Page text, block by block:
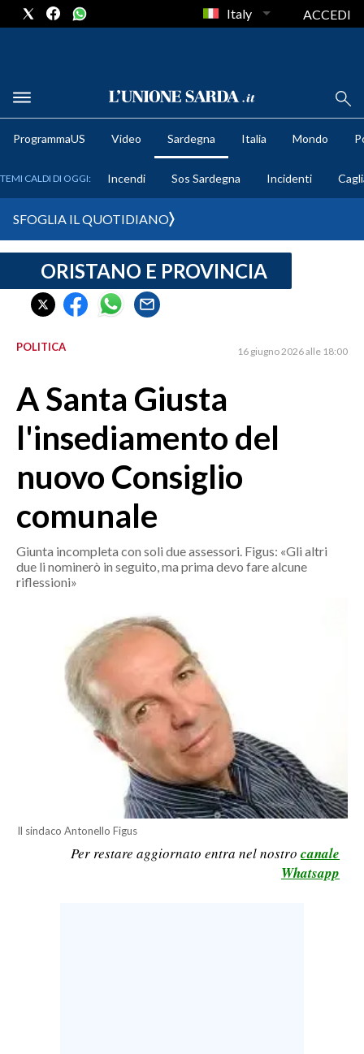
METEO
CRONACA SARDEGNA
CAGLIARI
SULCIS IGLESIENTE
ORISTANO E PROVINCIA
GALLURA
NUORO E PROVINCIA
OGLIASTRA
AGENDA
CRONACA
ITALIA
ECONOMIA
SERVIZI ALLE IMPRESE
SPORT IN SARDEGNA
Italy ACCEDI
ProgrammaUS Video Sardegna Italia Mondo
TEMI CALDI DI OGGI: Incendi Sos Sardegna Incidenti
SFOGLIA IL QUOTIDIANO
ORISTANO E PROVINCIA
POLITICA 16 giugno 2026 alle 18:00
A Santa Giusta
l'insediamento del
nuovo Consiglio
comunale
Giunta incompleta con soli due assessori. Figus: «Gli altri
due li nominerò in seguito, ma prima devo fare alcune
riflessioni»
Il sindaco Antonello Figus
Per restare aggiornato entra nel nostro canale
Whatsapp